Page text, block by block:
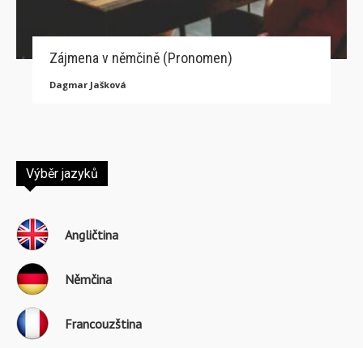
Zájmena v němčině (Pronomen)
Dagmar Jašková
Výběr jazyků
Angličtina
Němčina
Francouzština